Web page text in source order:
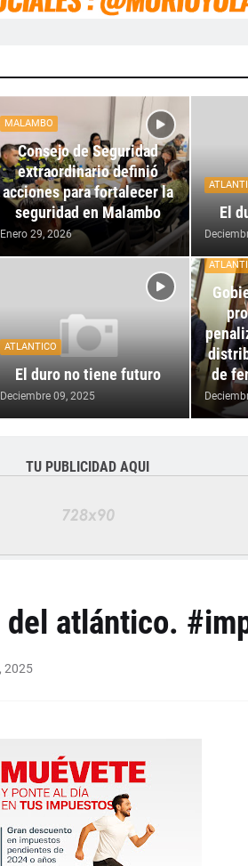
MALAMBO
Consejo de Seguridad
extraordinario definió
acciones para fortalecer la
seguridad en Malambo
Enero 29, 2026
El
ATLANTICO
El duro no tiene futuro
Deciembre 09, 2025
de
TU PUBLICIDAD AQUI
del atlántico.
2025